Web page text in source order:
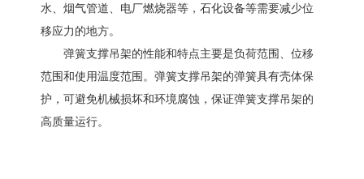
水、烟气管道、电厂燃烧器等，石化设备等需要减少位
移应力的地方。
弹簧支撑吊架的性能和特点主要是负荷范围、位移
范围和使用温度范围。弹簧支撑吊架的弹簧具有壳体保
护，可避免机械损坏和环境腐蚀，保证弹簧支撑吊架的
高质量运行。